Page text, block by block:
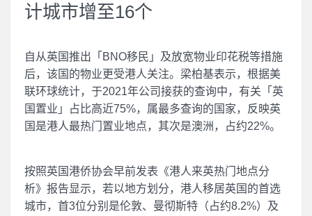
计城市增至16个
自从英国推出「BNO移民」及放宽物业印花税等措施
后，该国的物业更受港人关注。梁柏基表示，根据美
联环球统计，于2021年公司接获的查询中，有关「英
国置业」占比高近75%，属最多查询的国家，反映英
国是港人最热门置业地点，其次是澳洲，占约22%。
按照英国港侨协会早前发表《港人来英热门地点分
析》报告显示，若以地方划分，港人移居英国的首选
城市，首3位分别是伦敦、曼彻斯特（占约8.2%）及